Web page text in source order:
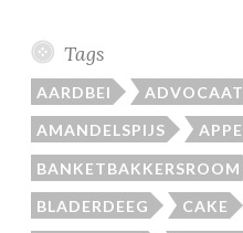
Tags
AARDBEI ADVOCAAT
AMANDELSPIJS
BANKETBAKKERSROOM
BLADERDEEG CAKE